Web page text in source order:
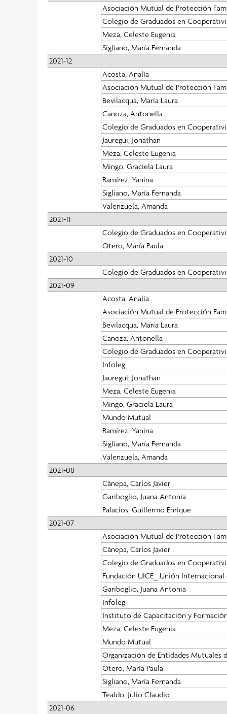
Asociación Mutual de Protección
Colegio de Graduados en
Meza, Celeste Eugenia
Sigliano, María Fernanda
2021-12
Acosta, Analía
Asociación Mutual de Protección
Bevilacqua, María Laura
Canoza, Antonella
Colegio de Graduados en
Jauregui, Jonathan
Meza, Celeste Eugenia
Mingo, Graciela Laura
Ramírez, Yanina
Sigliano, María Fernanda
Valenzuela, Amanda
2021-11
Colegio de Graduados en
Otero, María Paula
2021-10
Colegio de Graduados en
2021-09
Acosta, Analía
Asociación Mutual de Protección
Bevilacqua, María Laura
Canoza, Antonella
Colegio de Graduados en
Infoleg
Jauregui, Jonathan
Meza, Celeste Eugenia
Mingo, Graciela Laura
Mundo Mutual
Ramírez, Yanina
Sigliano, María Fernanda
Valenzuela, Amanda
2021-08
Cánepa, Carlos Javier
Gariboglio, Juana Antonia
Palacios, Guillermo Enrique
2021-07
Asociación Mutual de Protección
Cánepa, Carlos Javier
Colegio de Graduados en
Fundación UICE_ Unión
Gariboglio, Juana Antonia
Infoleg
Instituto de Capacitación y
Meza, Celeste Eugenia
Mundo Mutual
Organización de Entidades Mutuales
Otero, María Paula
Sigliano, María Fernanda
Tealdo, Julio Claudio
2021-06